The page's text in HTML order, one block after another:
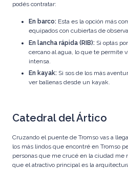
podés contratar:
En barco: Esta es la opción más
equipados con cubiertas de
En lancha rápida (RIB): Si optás
cercano al agua, lo que te permite
intensa.
En kayak: Si sos de los más
ver ballenas desde un kayak.
Catedral del Ártico
Cruzando el puente de Tromso vas a
los más lindos que encontré en Tromso
personas que me crucé en la ciudad me
que el atractivo principal es la